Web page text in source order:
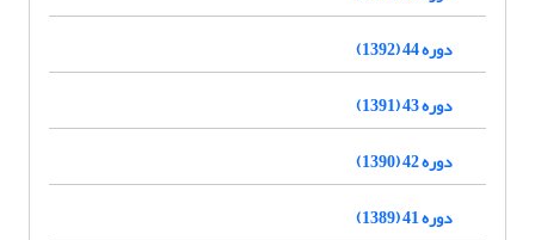
دوره 44 (1392)
دوره 43 (1391)
دوره 42 (1390)
دوره 41 (1389)